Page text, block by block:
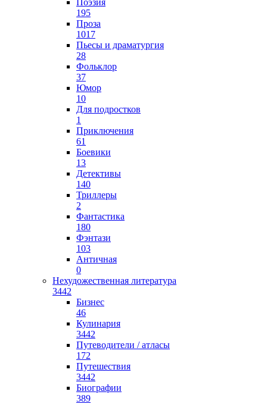
Поэзия
195
Проза
1017
Пьесы и драматургия
28
Фольклор
37
Юмор
10
Для подростков
1
Приключения
61
Боевики
13
Детективы
140
Триллеры
2
Фантастика
180
Фэнтази
103
Античная
0
Нехудожественная литература
3442
Бизнес
46
Кулинария
3442
Путеводители / атласы
172
Путешествия
3442
Биографии
389